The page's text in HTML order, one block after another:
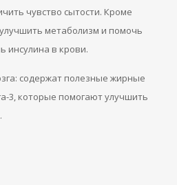
чувство сытости. Кроме
метаболизм и помочь
инсулина в крови.
содержат полезные жирные
3, которые помогают улучшить